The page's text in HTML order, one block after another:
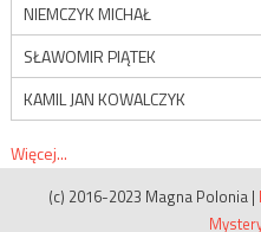
NIEMCZYK MICHAŁ
SŁAWOMIR PIĄTEK
KAMIL JAN KOWALCZYK
Więcej...
(c) 2016-2023 Magna Polonia |